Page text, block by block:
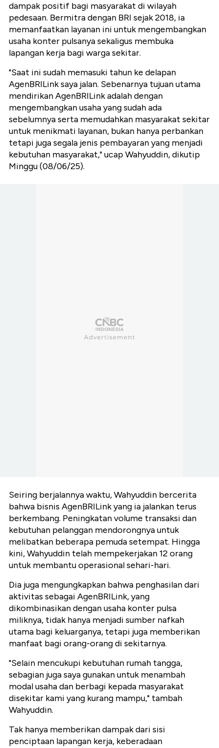
dampak positif bagi masyarakat di wilayah
pedesaan. Bermitra dengan BRI sejak 2018, ia
memanfaatkan layanan ini untuk mengembangkan
usaha konter pulsanya sekaligus membuka
lapangan kerja bagi warga sekitar.
"Saat ini sudah memasuki tahun ke delapan
AgenBRILink saya jalan. Sebenarnya tujuan utama
mendirikan AgenBRILink adalah dengan
mengembangkan usaha yang sudah ada
sebelumnya serta memudahkan masyarakat sekitar
untuk menikmati layanan, bukan hanya perbankan
tetapi juga segala jenis pembayaran yang menjadi
kebutuhan masyarakat," ucap Wahyuddin, dikutip
Minggu (08/06/25).
Seiring berjalannya waktu, Wahyuddin bercerita
bahwa bisnis AgenBRILink yang ia jalankan terus
berkembang. Peningkatan volume transaksi dan
kebutuhan pelanggan mendorongnya untuk
melibatkan beberapa pemuda setempat. Hingga
kini, Wahyuddin telah mempekerjakan 12 orang
untuk membantu operasional sehari-hari.
Dia juga mengungkapkan bahwa penghasilan dari
aktivitas sebagai AgenBRILink, yang
dikombinasikan dengan usaha konter pulsa
miliknya, tidak hanya menjadi sumber nafkah
utama bagi keluarganya, tetapi juga memberikan
manfaat bagi orang-orang di sekitarnya.
"Selain mencukupi kebutuhan rumah tangga,
sebagian juga saya gunakan untuk menambah
modal usaha dan berbagi kepada masyarakat
disekitar kami yang kurang mampu," tambah
Wahyuddin.
Tak hanya memberikan dampak dari sisi
penciptaan lapangan kerja, keberadaan